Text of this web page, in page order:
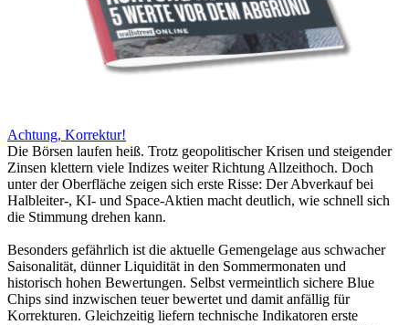
Achtung, Korrektur!
Die Börsen laufen heiß. Trotz geopolitischer Krisen und steigender
Zinsen klettern viele Indizes weiter Richtung Allzeithoch. Doch
unter der Oberfläche zeigen sich erste Risse: Der Abverkauf bei
Halbleiter-, KI- und Space-Aktien macht deutlich, wie schnell sich
die Stimmung drehen kann.
Besonders gefährlich ist die aktuelle Gemengelage aus schwacher
Saisonalität, dünner Liquidität in den Sommermonaten und
historisch hohen Bewertungen. Selbst vermeintlich sichere Blue
Chips sind inzwischen teuer bewertet und damit anfällig für
Korrekturen. Gleichzeitig liefern technische Indikatoren erste